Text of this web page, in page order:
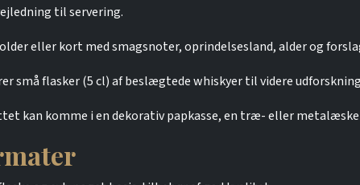
til servering.
eller kort med smagsnoter, oprindelsesland, alder og
små flasker (5 cl) af beslægtede whiskyer til videre
kan komme i en dekorativ papkasse, en træ- eller